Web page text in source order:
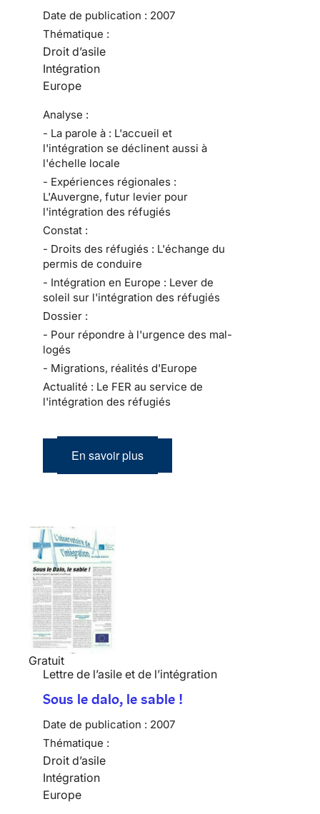
Date de publication : 2007
Thématique :
Droit d’asile
Intégration
Europe
Analyse :
- La parole à : L'accueil et
l'intégration se déclinent aussi à
l'échelle locale
- Expériences régionales :
L'Auvergne, futur levier pour
l'intégration des réfugiés
Constat :
- Droits des réfugiés : L'échange du
permis de conduire
- Intégration en Europe : Lever de
soleil sur l'intégration des réfugiés
Dossier :
- Pour répondre à l'urgence des mal-
logés
- Migrations, réalités d'Europe
Actualité : Le FER au service de
l'intégration des réfugiés
En savoir plus
Gratuit
Lettre de l’asile et de l’intégration
Sous le dalo, le sable !
Date de publication : 2007
Thématique :
Droit d’asile
Intégration
Europe